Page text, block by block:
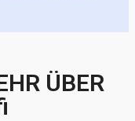
ÜBER